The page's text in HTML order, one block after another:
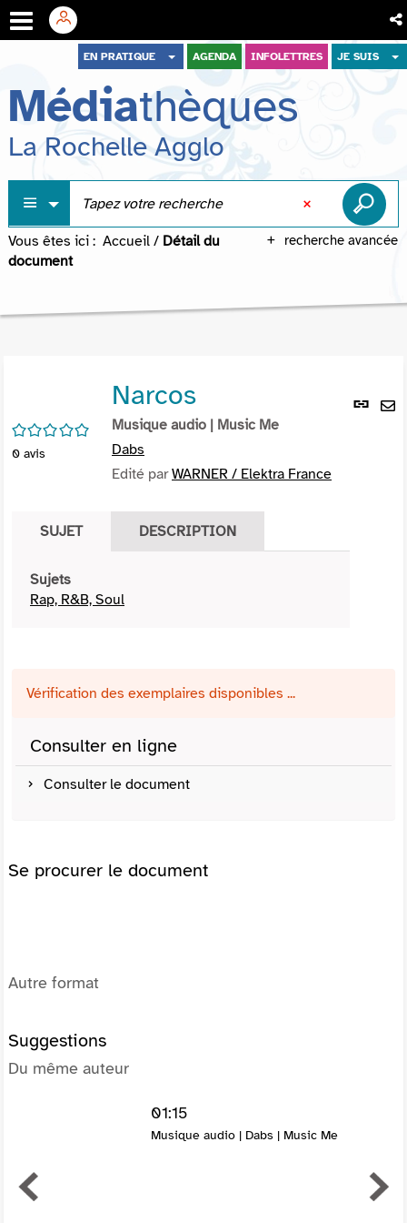
menu
contenu
recherche
EN PRATIQUE AGENDA INFOLETTRES JE SUIS
Médiathèques
La Rochelle Agglo
recherche avancée
Vous êtes ici : Accueil / Détail du
document
Lien
/5
0 avis
Narcos
Musique audio | Music Me
Dabs
Edité parWARNER / Elektra France
SUJET DESCRIPTION
Sujets
Rap, R&B, Soul
Vérification des exemplaires disponibles ...
Consulter en ligne
Consulter le document
Se procurer le document
Autre format
Suggestions
Du même auteur
01:15
Musique audio | Dabs | Music Me